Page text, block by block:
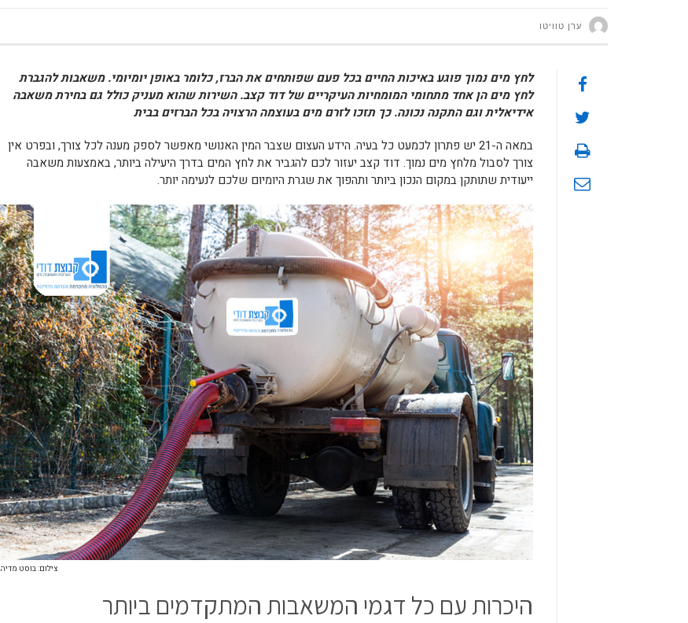
ערן טוויטו
לחץ מים נמוך פוגע באיכות החיים בכל פעם שפותחים את הברז, כלומר באופן יומיומי. משאבות להגברת
לחץ מים הן אחד מתחומי המומחיות העיקריים של דוד קצב. השירות שהוא מעניק כולל גם בחירת משאבה
אידיאלית וגם התקנה נכונה. כך תזכו לזרם מים בעוצמה הרצויה בכל הברזים בבית
במאה ה-21 יש פתרון לכמעט כל בעיה. הידע העצום שצבר המין האנושי מאפשר לספק מענה לכל צורך, ובפרט אין
צורך לסבול מלחץ מים נמוך. דוד קצב יעזור לכם להגביר את לחץ המים בדרך היעילה ביותר, באמצעות משאבה
ייעודית שתותקן במקום הנכון ביותר ותהפוך את שגרת היומיום שלכם לנעימה יותר.
צילום: בוסט מדיה
היכרות עם כל דגמי המשאבות המתקדמים ביותר